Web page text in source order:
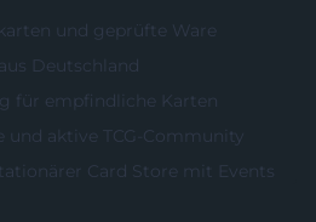
und geprüfte Ware
Deutschland
für empfindliche Karten
und aktive TCG-Community
Card Store mit Events